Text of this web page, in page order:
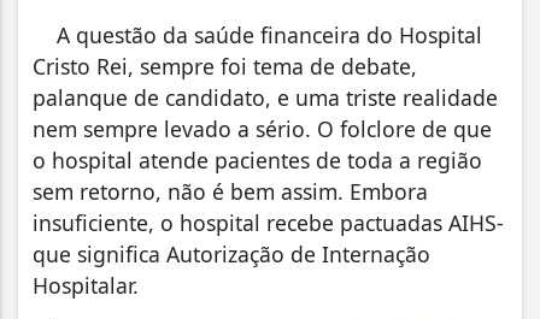
A questão da saúde financeira do Hospital
Cristo Rei, sempre foi tema de debate,
palanque de candidato, e uma triste realidade
nem sempre levado a sério. O folclore de que
o hospital atende pacientes de toda a região
sem retorno, não é bem assim. Embora
insuficiente, o hospital recebe pactuadas AIHS-
que significa Autorização de Internação
Hospitalar.